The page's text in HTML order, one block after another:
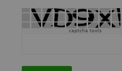
captcha tools